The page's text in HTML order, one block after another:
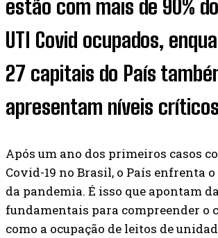
estão com mais de 90%
UTI Covid ocupados,
27 capitais do País
apresentam níveis críticos
Após um ano dos primeiros casos
Covid-19 no Brasil, o País enfrenta
da pandemia. É isso que apontam
fundamentais para compreender o
como a ocupação de leitos de